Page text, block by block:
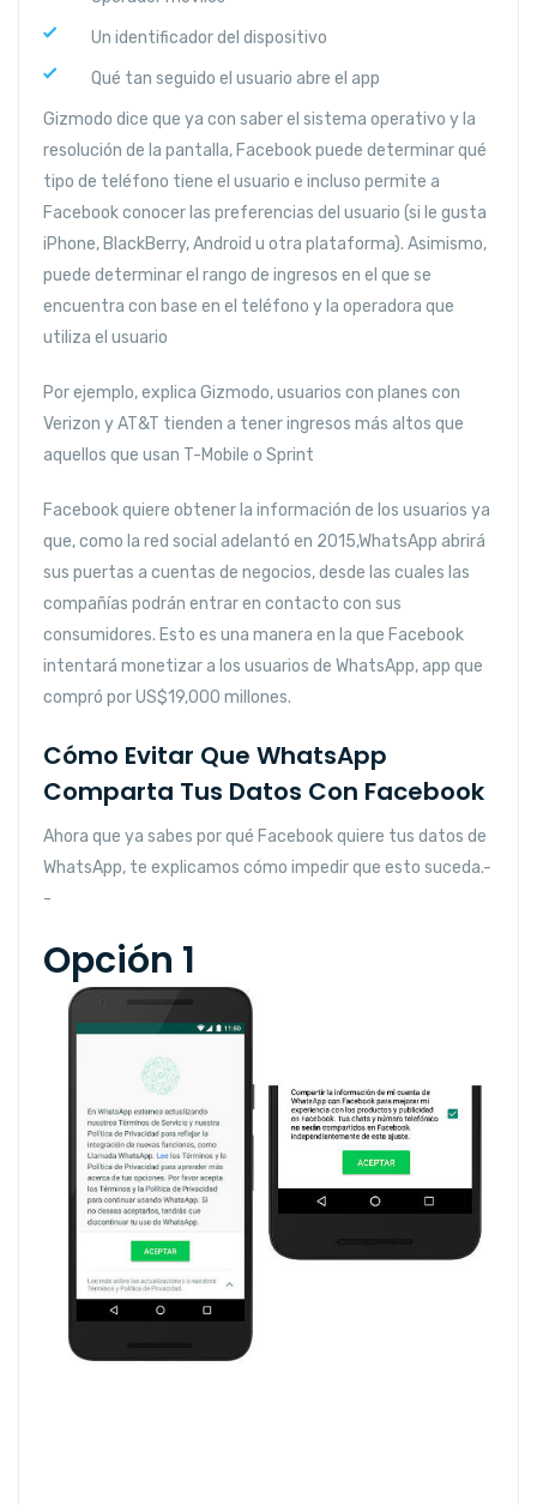
Un identificador del dispositivo
Qué tan seguido el usuario abre el app
Gizmodo dice que ya con saber el sistema operativo y la
resolución de la pantalla, Facebook puede determinar qué
tipo de teléfono tiene el usuario e incluso permite a
Facebook conocer las preferencias del usuario (si le gusta
iPhone, BlackBerry, Android u otra plataforma). Asimismo,
puede determinar el rango de ingresos en el que se
encuentra con base en el teléfono y la operadora que
utiliza el usuario
Por ejemplo, explica Gizmodo, usuarios con planes con
Verizon y AT&T tienden a tener ingresos más altos que
aquellos que usan T-Mobile o Sprint
Facebook quiere obtener la información de los usuarios ya
que, como la red social adelantó en 2015,WhatsApp abrirá
sus puertas a cuentas de negocios, desde las cuales las
compañías podrán entrar en contacto con sus
consumidores. Esto es una manera en la que Facebook
intentará monetizar a los usuarios de WhatsApp, app que
compró por US$19,000 millones.
Cómo Evitar Que WhatsApp
Comparta Tus Datos Con Facebook
Ahora que ya sabes por qué Facebook quiere tus datos de
WhatsApp, te explicamos cómo impedir que esto suceda.-
-
Opción 1